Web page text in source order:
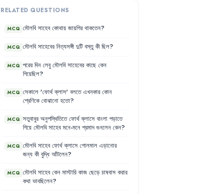
RELATED QUESTIONS
MCQ মৌলবি সাহেব কোথায় জায়গির থাকতেন?
MCQ মৌলবি সাহেবের নিত্যসঙ্গী দুটি বস্তু কী ছিল?
MCQ পরের দিন লেবু মৌলবি সাহেবের কাছে কেন
গিয়েছিল?
MCQ সেকালে 'ফোর্থ ক্লাস' বলতে এখনকার কোন
শ্রেণিকে বোঝানো হতো?
MCQ সতুবাবুর অনুপস্থিতিতে ফোর্থ ক্লাসে বাংলা পড়াতে
গিয়ে মৌলবি সাহেব মনে-মনে প্রমাদ গুনলেন কেন?
MCQ মৌলবি সাহেব ফোর্থ ক্লাসে গোলমাল এড়ানোর
জন্য কী বুদ্ধি আঁটলেন?
MCQ মৌলবি সাহেব কেন মাস্টারি কাজ ছেড়ে চাষবাস করার
কথা ভাবছিলেন?